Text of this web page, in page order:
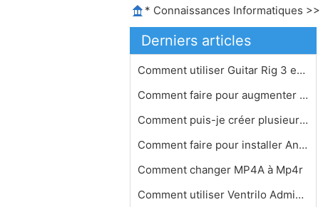
* Connaissances Informatiques >>
Derniers articles
Comment utiliser Guitar Rig 3 en dir…
Comment faire pour augmenter le volu…
Comment puis-je créer plusieurs tem…
Comment faire pour installer Antares…
Comment changer MP4A à Mp4r
Comment utiliser Ventrilo Administra…